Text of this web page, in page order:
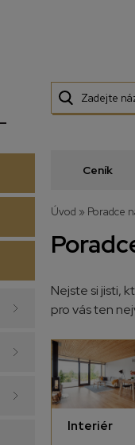
Ceník
Úvod » Poradce
Nejste si jisti,
pro vás ten
Interiér